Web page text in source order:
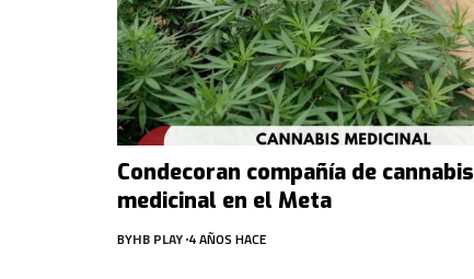
Condecoran compañía de cannabis
medicinal en el Meta
BYHB PLAY 4 AÑOS HACE